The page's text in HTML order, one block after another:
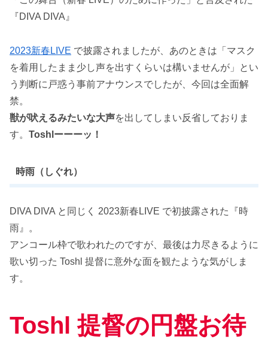
『DIVA DIVA』
2023新春LIVE で披露されましたが、あのときは「マスク
を着用したまま少し声を出すくらいは構いませんが」とい
う判断に戸惑う事前アナウンスでしたが、今回は全面解
禁。
獣が吠えるみたいな大声を出してしまい反省しておりま
す。 Toshlーーーッ！
時雨（しぐれ）
DIVA DIVA と同じく 2023新春LIVE で初披露された『時
雨』。
アンコール枠で歌われたのですが、最後は力尽きるように
歌い切った Toshl 提督に意外な面を観たような気がしま
す。
Toshl 提督の円盤お待